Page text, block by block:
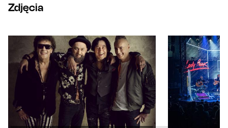
Zdjęcia